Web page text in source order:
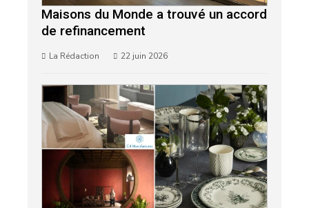
Maisons du Monde a trouvé un accord
de refinancement
La Rédaction 22 juin 2026